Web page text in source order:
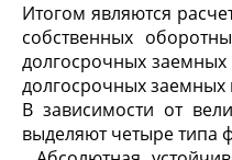
Итогом являются
собственных
долгосрочных заемных
долгосрочных заемных
В зависимости от
выделяют четыре типа